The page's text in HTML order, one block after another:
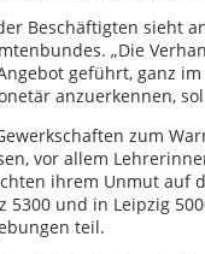
Beschäftigten sieht
„Die
geführt, ganz
anzuerkennen,
zum
vor allem
ihrem Unmut auf
5300 und in Leipzig
teil.